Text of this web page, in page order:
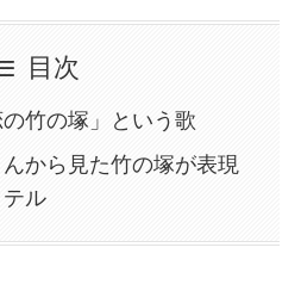
目次
竹の塚」という歌
から見た竹の塚が表現
ル